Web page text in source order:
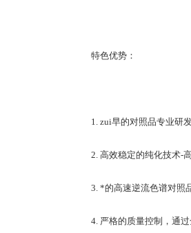
特色优势：
1. zui早的对照品专业研
2. 高效稳定的纯化技术-
3. *的高速逆流色谱对照
4. 严格的质量控制，通